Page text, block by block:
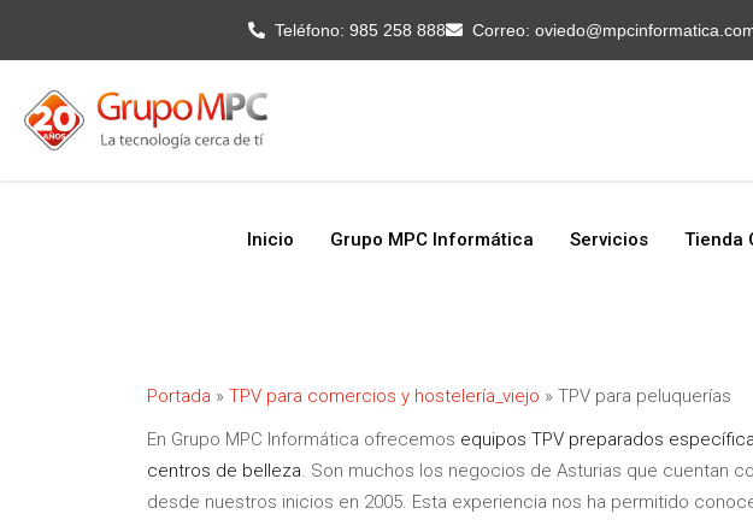
Teléfono: 985 258 888 Correo:
Inicio Grupo MPC Informática Servicios Tienda
Inicio Grupo MPC Informática Servicios Tienda
Portada » TPV para comercios y hostelería_viejo » TPV para peluquerías
En Grupo MPC Informática ofrecemos equipos TPV preparados
centros de belleza. Son muchos los negocios de Asturias que cuentan
desde nuestros inicios en 2005. Esta experiencia nos ha permitido